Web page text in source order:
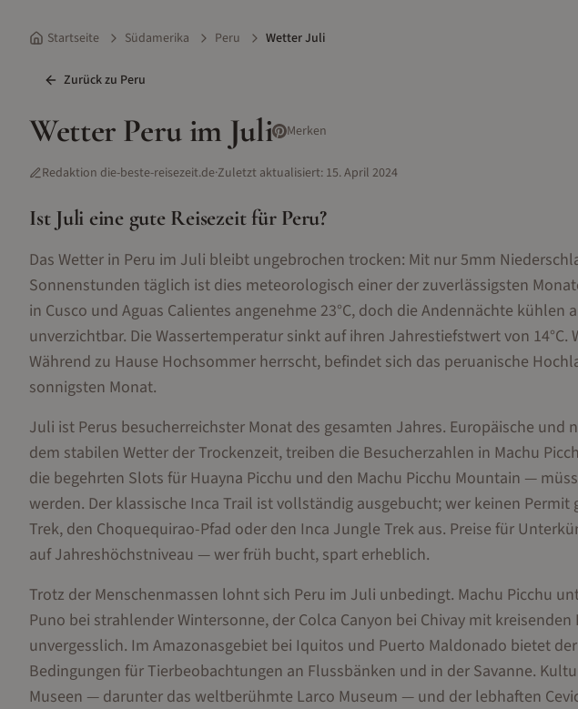
Startseite Südamerika Peru Wetter Juli
Zurück zu Peru
Wetter Peru im Juli Merken
Redaktion die-beste-reisezeit.de·Zuletzt aktualisiert: 15. April 2024
Ist Juli eine gute Reisezeit für Peru?
Das Wetter in Peru im Juli bleibt ungebrochen trocken: Mit nur 5mm
Sonnenstunden täglich ist dies meteorologisch einer der zuverlässigsten
in Cusco und Aguas Calientes angenehme 23°C, doch die Andennächte
unverzichtbar. Die Wassertemperatur sinkt auf ihren Jahrestiefstwert von 14°C.
Während zu Hause Hochsommer herrscht, befindet sich das peruanische
sonnigsten Monat.
Juli ist Perus besucherreichster Monat des gesamten Jahres. Europäische
dem stabilen Wetter der Trockenzeit, treiben die Besucherzahlen in Machu
die begehrten Slots für Huayna Picchu und den Machu Picchu Mountain —
werden. Der klassische Inca Trail ist vollständig ausgebucht; wer keinen
Trek, den Choquequirao-Pfad oder den Inca Jungle Trek aus. Preise für
auf Jahreshöchstniveau — wer früh bucht, spart erheblich.
Trotz der Menschenmassen lohnt sich Peru im Juli unbedingt. Machu Picchu
Puno bei strahlender Wintersonne, der Colca Canyon bei Chivay mit
unvergesslich. Im Amazonasgebiet bei Iquitos und Puerto Maldonado bietet
Bedingungen für Tierbeobachtungen an Flussbänken und in der Savanne.
Museen — darunter das weltberühmte Larco Museum — und der lebhaften